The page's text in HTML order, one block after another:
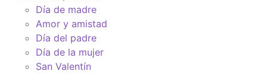
Día de madre
Amor y amistad
Día del padre
Día de la mujer
San Valentín